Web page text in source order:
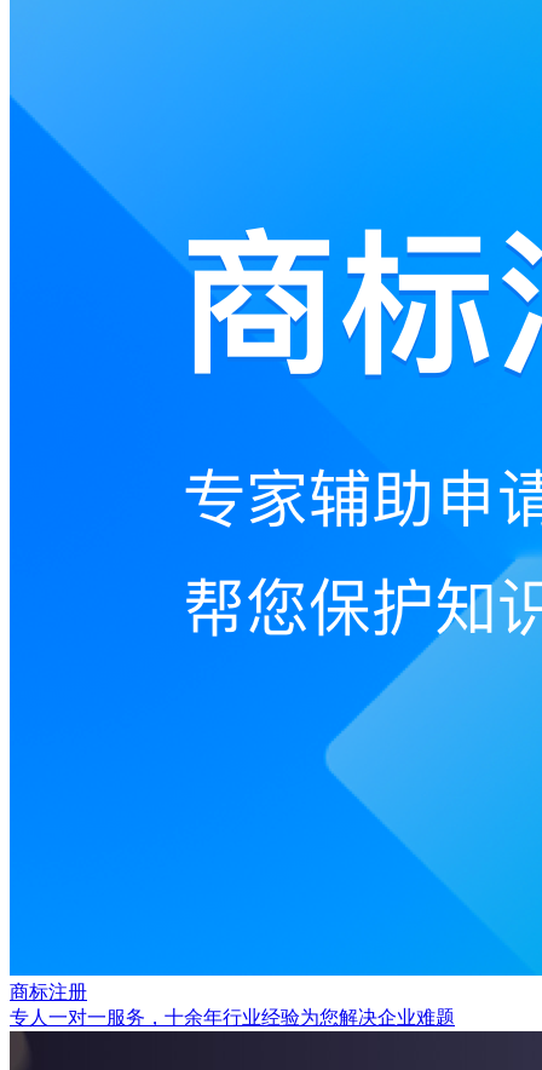
商标注册
专人一对一服务，十余年行业经验为您解决企业难题